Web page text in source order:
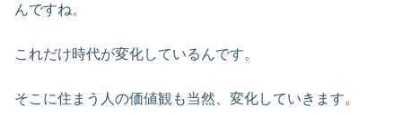
んですね。
これだけ時代が変化しているんです。
そこに住まう人の価値観も当然、変化していきます。